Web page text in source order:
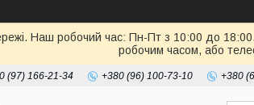
Наш робочий час: Пн-Пт з 10:00 до
робочим часом, або
(97) 166-21-34 +380 (96) 100-73-10 +380